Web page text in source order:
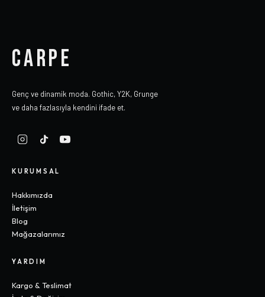
CARPE
Genç ve dinamik moda. Gothic, Y2K, Grunge
ve daha fazlasıyla kendini ifade et.
KURUMSAL
Hakkımızda
İletişim
Blog
Mağazalarımız
YARDIM
Kargo & Teslimat